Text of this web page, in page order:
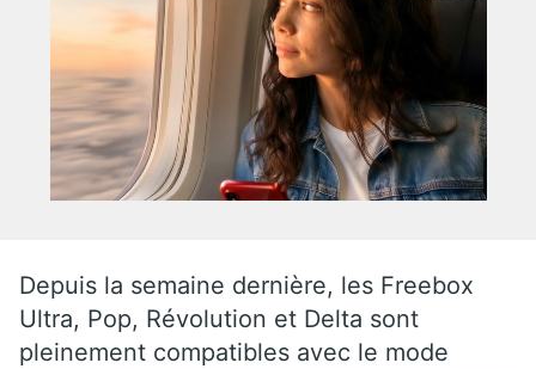
Depuis la semaine dernière, les Freebox
Ultra, Pop, Révolution et Delta sont
pleinement compatibles avec le mode